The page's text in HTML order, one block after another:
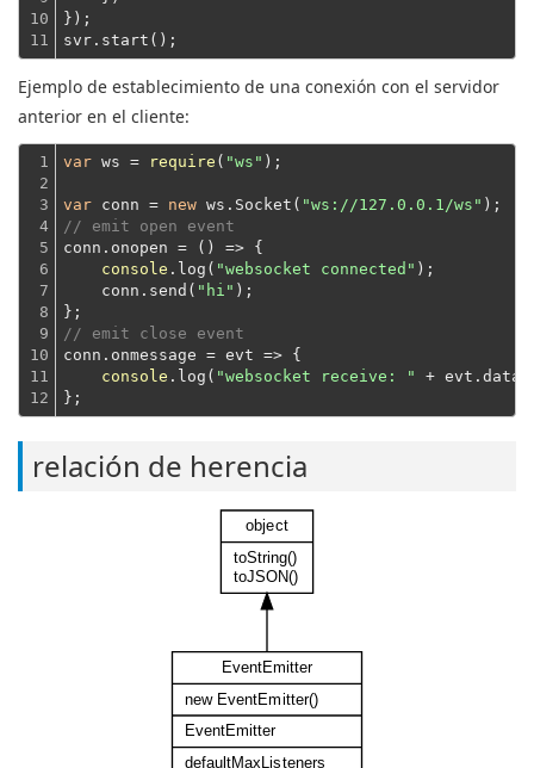
10
11
});
svr.start();
Ejemplo de establecimiento de una conexión con el servidor
anterior en el cliente:
1
2
3
4
5
6
7
8
9
10
11
12
var ws = require ( "ws" );
var conn = new ws.Socket( "ws://127.0.0.1/ws"
// emit open event
conn.onopen =
() => {
console .log( "websocket connected" );
    conn.send(
"hi" );
};
// emit close event
conn.onmessage = evt => {
console .log( "websocket receive: "
+
};
relación de herencia
object
toString()
toJSON()
EventEmitter
new EventEmitter()
EventEmitter
defaultMaxListeners